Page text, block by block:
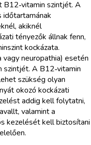
szintjét. A
időtartamának
akiknél
tényezők állnak fenn,
kockázata.
vagy neuropathia) esetén
szintjét. A B12‑vitamin
szükség olyan
okozó kockázati
addig kell folytatni,
valamint a
kezelését kell biztosítani